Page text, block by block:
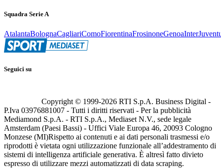
Squadra Serie A
AtalantaBolognaCagliariComoFiorentinaFrosinoneGenoaInter
Seguici su
Copyright © 1999-2026 RTI S.p.A. Business Digital -
P.Iva 03976881007 - Tutti i diritti riservati - Per la pubblicità
Mediamond S.p.A. - RTI S.p.A., Mediaset N.V., sede legale
Amsterdam (Paesi Bassi) - Uffici Viale Europa 46, 20093 Cologno
Monzese (MI)Rispetto ai contenuti e ai dati personali trasmessi e/o
riprodotti è vietata ogni utilizzazione funzionale all’addestramento di
sistemi di intelligenza artificiale generativa. È altresì fatto divieto
espresso di utilizzare mezzi automatizzati di data scraping.